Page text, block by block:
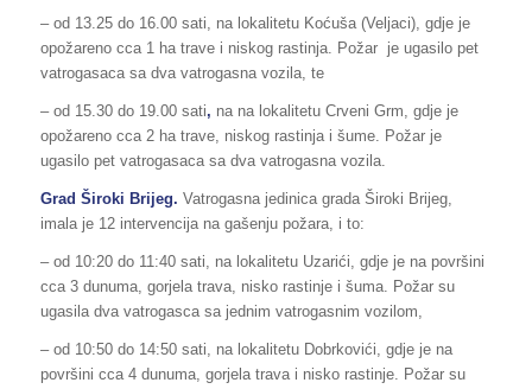
– od 13.25 do 16.00 sati, na lokalitetu Koćuša (Veljaci), gdje je
opožareno cca 1 ha trave i niskog rastinja. Požar je ugasilo pet
vatrogasaca sa dva vatrogasna vozila, te
– od 15.30 do 19.00 sati, na na lokalitetu Crveni Grm, gdje je
opožareno cca 2 ha trave, niskog rastinja i šume. Požar je
ugasilo pet vatrogasaca sa dva vatrogasna vozila.
Grad Široki Brijeg. Vatrogasna jedinica grada Široki Brijeg,
imala je 12 intervencija na gašenju požara, i to:
– od 10:20 do 11:40 sati, na lokalitetu Uzarići, gdje je na površini
cca 3 dunuma, gorjela trava, nisko rastinje i šuma. Požar su
ugasila dva vatrogasca sa jednim vatrogasnim vozilom,
– od 10:50 do 14:50 sati, na lokalitetu Dobrkovići, gdje je na
površini cca 4 dunuma, gorjela trava i nisko rastinje. Požar su